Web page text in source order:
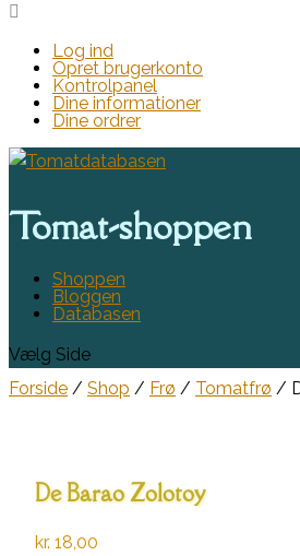

Log ind
Opret brugerkonto
Kontrolpanel
Dine informationer
Dine ordrer
Tomat-shoppen
Shoppen
Bloggen
Databasen
Vælg Side
Forside / Shop / Frø / Tomatfrø /
De Barao Zolotoy
kr. 18,00